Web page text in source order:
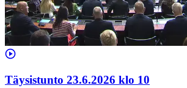
Täysistunto 23.6.2026 klo 10